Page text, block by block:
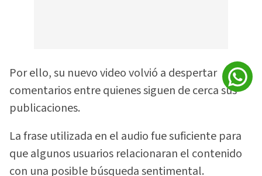
Por ello, su nuevo video volvió a despertar
comentarios entre quienes siguen de cerca sus
publicaciones.
La frase utilizada en el audio fue suficiente para
que algunos usuarios relacionaran el contenido
con una posible búsqueda sentimental.